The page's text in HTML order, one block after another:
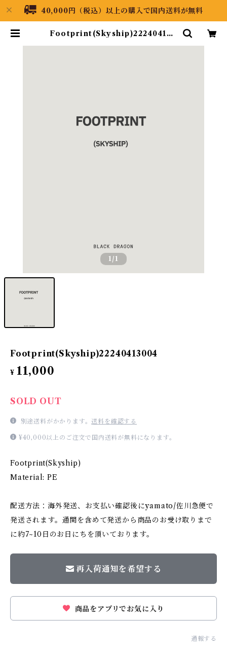
40,000円（税込）以上の購入で国内送料が無料
Footprint(Skyship)222404130
1 /1
Footprint(Skyship)22240413004
¥ 11,000
SOLD OUT
別途送料がかかります。送料を確認する
¥40,000以上のご注文で国内送料が無料になります。
Footprint(Skyship)
Material: PE
配送方法：海外発送、お支払い確認後にyamato/佐川急便で
発送されます。通関を含めて発送から商品のお受け取りまで
に約7~10日のお日にちを頂いております。
再入荷通知を希望する
商品をアプリでお気に入り
通報する